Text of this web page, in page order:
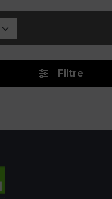
Filtre